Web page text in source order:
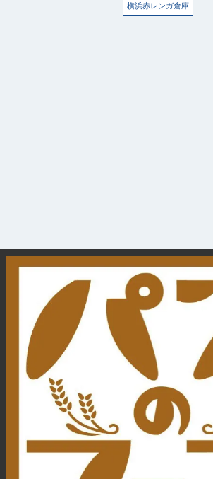
横浜赤レンガ倉庫